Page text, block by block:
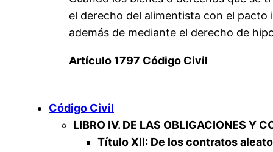
el derecho del alimentista con el
además de mediante el derecho de
Artículo 1797 Código Civil
Código Civil
LIBRO IV. DE LAS OBLIGACIONES Y
Título XII: De los contratos